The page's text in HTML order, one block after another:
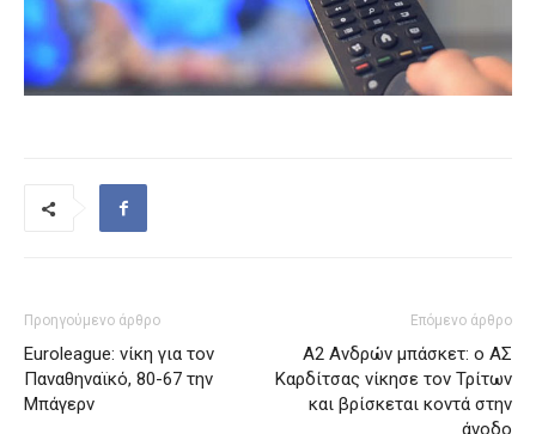
Προηγούμενο άρθρο
Euroleague: νίκη για τον
Παναθηναϊκό, 80-67 την
Μπάγερν
Επόμενο άρθρο
Α2 Ανδρών μπάσκετ: ο ΑΣ
Καρδίτσας νίκησε τον Τρίτων
και βρίσκεται κοντά στην
άνοδο